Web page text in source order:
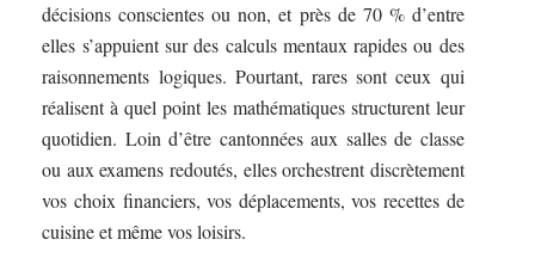
décisions conscientes ou non, et près de 70 % d’entre
elles s’appuient sur des calculs mentaux rapides ou des
raisonnements logiques. Pourtant, rares sont ceux qui
réalisent à quel point les mathématiques structurent leur
quotidien. Loin d’être cantonnées aux salles de classe
ou aux examens redoutés, elles orchestrent discrètement
vos choix financiers, vos déplacements, vos recettes de
cuisine et même vos loisirs.